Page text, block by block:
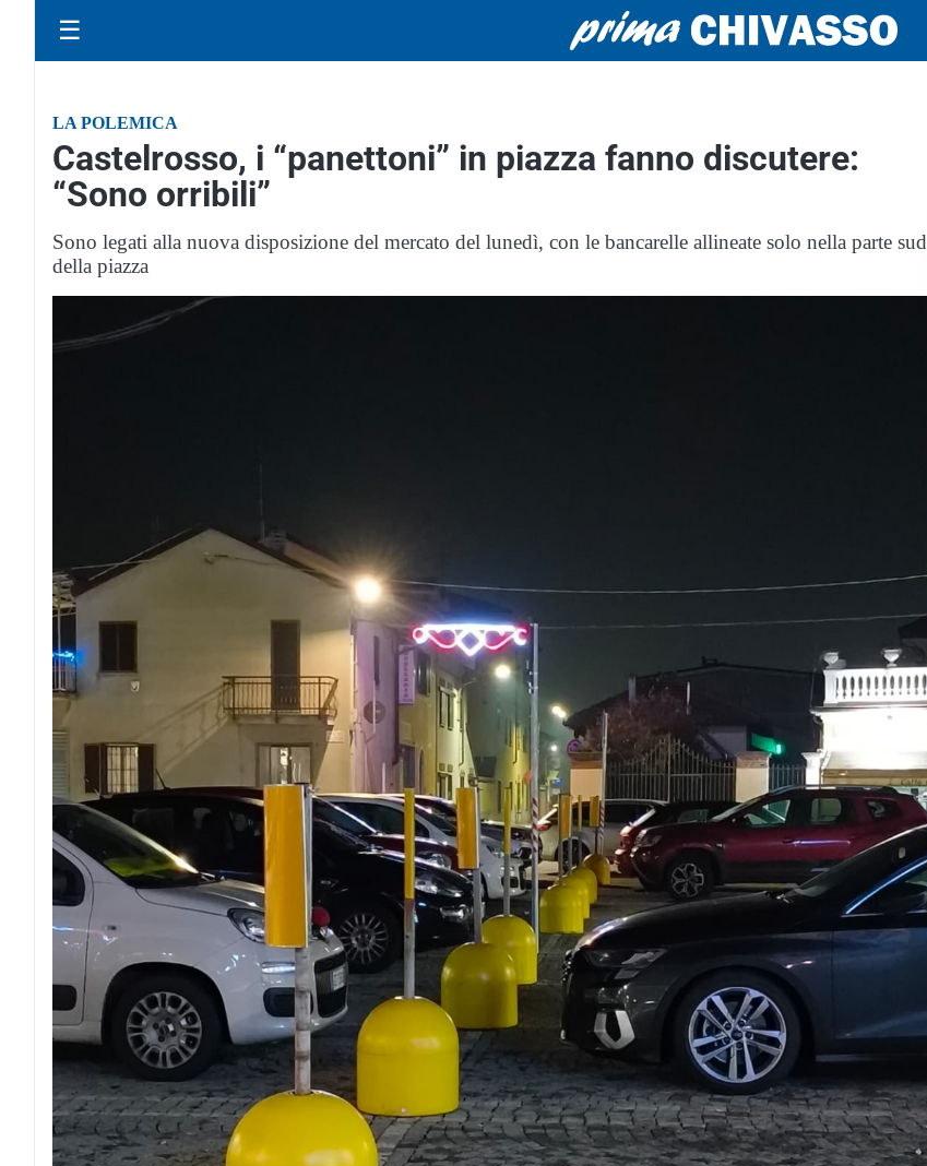
☰
LA POLEMICA
Castelrosso, i “panettoni” in piazza fanno discutere:
“Sono orribili”
Sono legati alla nuova disposizione del mercato del lunedì, con le bancarelle allineate solo nella parte sud
della piazza